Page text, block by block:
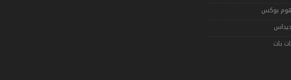
بوكس
بات